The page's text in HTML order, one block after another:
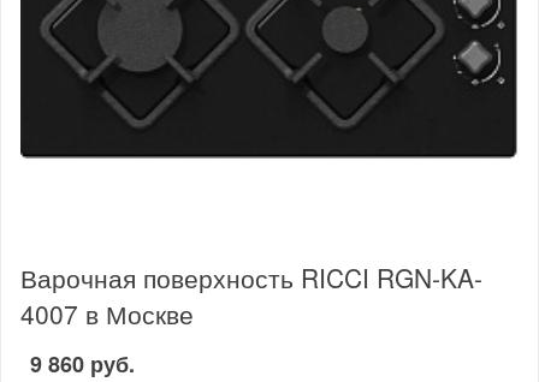
Варочная поверхность RICCI RGN-KA-
4007 в Москве
9 860 руб.